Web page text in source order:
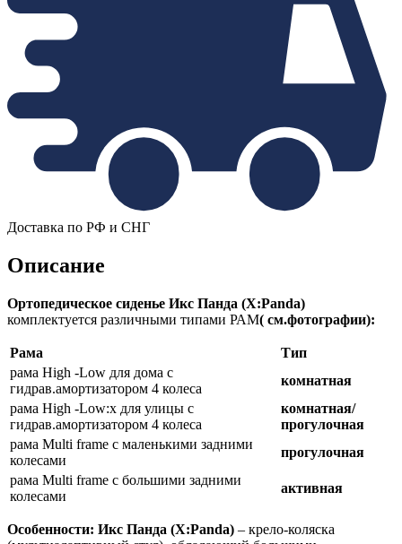
Доставка по РФ и СНГ
Описание
Ортопедическое сиденье Икс Панда (X:Panda)
комплектуется различными типами РАМ( см.фотографии):
Рама
Тип
рама High -Low для дома с
гидрав.амортизатором 4 колеса
комнатная
рама High -Low:x для улицы с
гидрав.амортизатором 4 колеса
комнатная/
прогулочная
рама Multi framе с маленькими задними
колесами
прогулочная
рама Multi framе с большими задними
колесами
активная
Особенности: Икс Панда (X:Panda) – крело-коляска